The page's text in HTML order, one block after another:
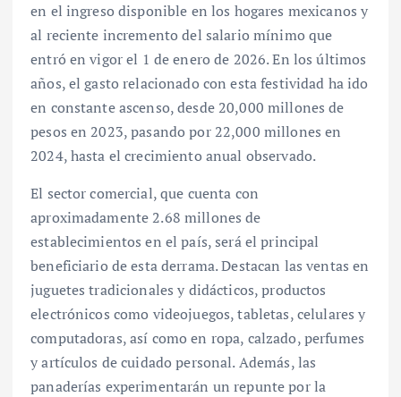
en el ingreso disponible en los hogares mexicanos y
al reciente incremento del salario mínimo que
entró en vigor el 1 de enero de 2026. En los últimos
años, el gasto relacionado con esta festividad ha ido
en constante ascenso, desde 20,000 millones de
pesos en 2023, pasando por 22,000 millones en
2024, hasta el crecimiento anual observado.
El sector comercial, que cuenta con
aproximadamente 2.68 millones de
establecimientos en el país, será el principal
beneficiario de esta derrama. Destacan las ventas en
juguetes tradicionales y didácticos, productos
electrónicos como videojuegos, tabletas, celulares y
computadoras, así como en ropa, calzado, perfumes
y artículos de cuidado personal. Además, las
panaderías experimentarán un repunte por la